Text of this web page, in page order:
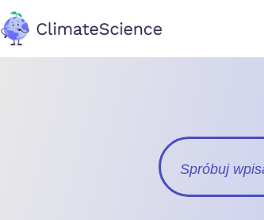
back to home